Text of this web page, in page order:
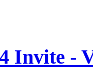
Invite -